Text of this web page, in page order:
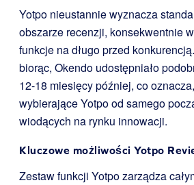
Yotpo nieustannie wyznacza
obszarze recenzji, konsekwentnie
funkcje na długo przed
biorąc, Okendo udostępniało
12-18 miesięcy później, co
wybierające Yotpo od samego
wiodących na rynku innowacji.
Kluczowe możliwości Yotpo
Zestaw funkcji Yotpo zarządza